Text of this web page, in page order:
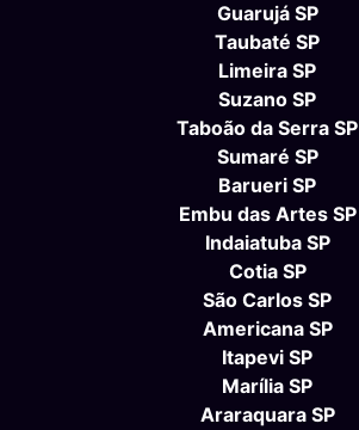
Guarujá SP
Taubaté SP
Limeira SP
Suzano SP
Taboão da Serra SP
Sumaré SP
Barueri SP
Embu das Artes SP
Indaiatuba SP
Cotia SP
São Carlos SP
Americana SP
Itapevi SP
Marília SP
Araraquara SP